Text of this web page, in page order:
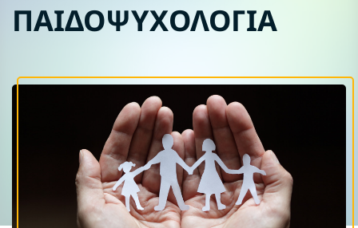
ΠΑΙΔΟΨΥΧΟΛΟΓΙΑ